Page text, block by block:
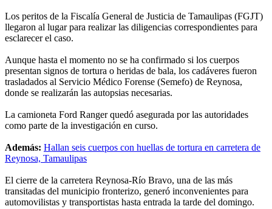
Los peritos de la Fiscalía General de Justicia de Tamaulipas (FGJT)
llegaron al lugar para realizar las diligencias correspondientes para
esclarecer el caso.
Aunque hasta el momento no se ha confirmado si los cuerpos
presentan signos de tortura o heridas de bala, los cadáveres fueron
trasladados al Servicio Médico Forense (Semefo) de Reynosa,
donde se realizarán las autopsias necesarias.
La camioneta Ford Ranger quedó asegurada por las autoridades
como parte de la investigación en curso.
Además: Hallan seis cuerpos con huellas de tortura en carretera de
Reynosa, Tamaulipas
El cierre de la carretera Reynosa-Río Bravo, una de las más
transitadas del municipio fronterizo, generó inconvenientes para
automovilistas y transportistas hasta entrada la tarde del domingo.